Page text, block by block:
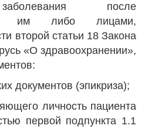
после
им либо лицами,
второй статьи 18 Закона
«О здравоохранении»,
документов (эпикриза);
личность пациента
первой подпункта 1.1